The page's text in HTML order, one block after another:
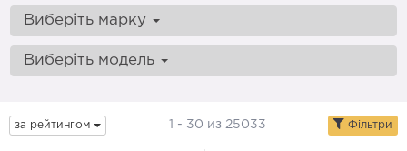
Виберіть марку
Виберіть модель
за рейтингом 1 - 30 из 25033 Фільтри